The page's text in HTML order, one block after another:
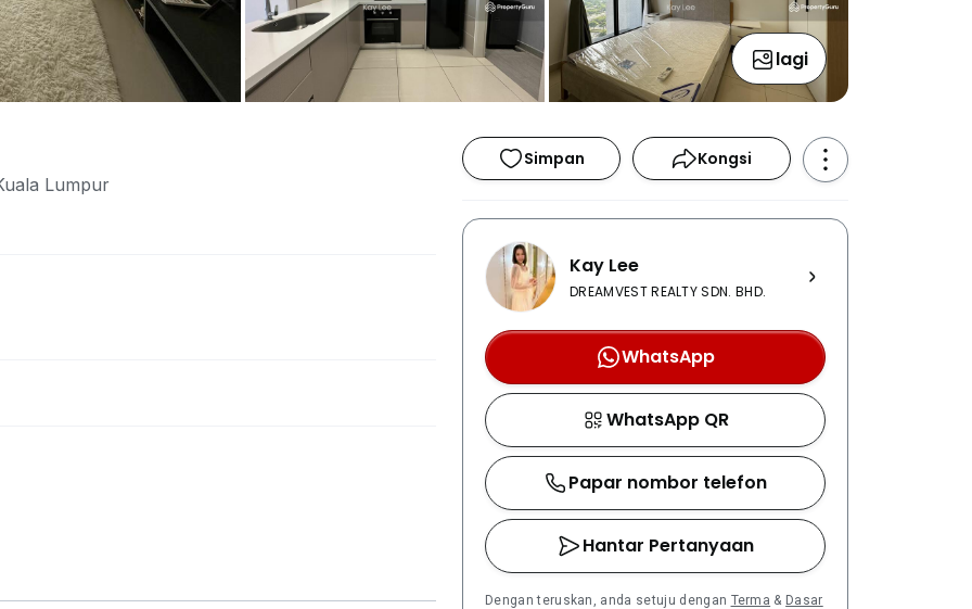
lagi
Lumpur
Simpan Kongsi
Kay Lee
DREAMVEST REALTY SDN. BHD.
WhatsApp
WhatsApp QR
Papar nombor telefon
Hantar Pertanyaan
Dengan teruskan, anda setuju dengan Terma & Dasar